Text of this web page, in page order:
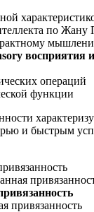
по Жану
восприятия
операций
функции
и быстрым
привязанность